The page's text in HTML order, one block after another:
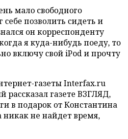
мало свободного
позволить сидеть и
он корреспонденту
я куда-нибудь поеду, то
включу свой iPod и прочту
газеты Interfax.ru
рассказал газете ВЗГЛЯД,
в подарок от Константина
никак не найдет время,